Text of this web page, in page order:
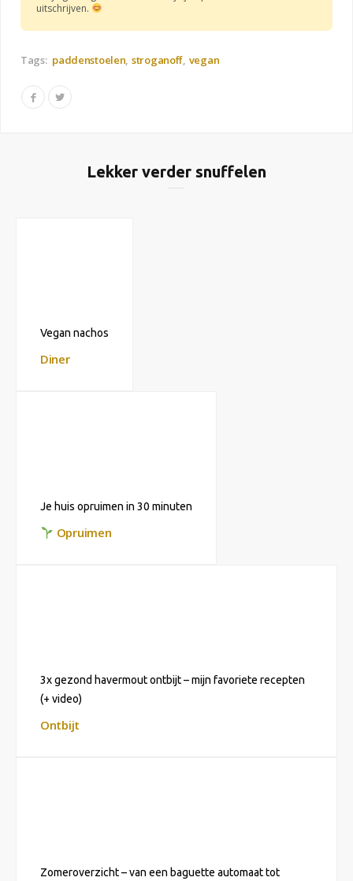
uitschrijven.
Tags: paddenstoelen stroganoff vegan
Lekker verder snuffelen
Vegan nachos
Diner
Je huis opruimen in 30 minuten
Opruimen
3x gezond havermout ontbijt – mijn favoriete recepten
(+ video)
Ontbijt
Zomeroverzicht – van een baguette automaat tot